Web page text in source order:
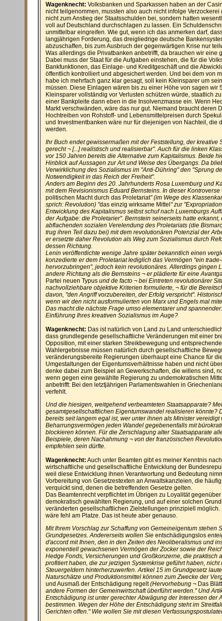
Wagenknecht: Volksbanken und Sparkassen haben an der
nicht teilgenommen, mussten also auch nicht infolge
nicht zum Anstieg der Staatsschulden bei, sondern hatten
voll auf Deutschland durchschlagen zu lassen. Ein
unmittelbar eingreifen. Wie gut, wenn ich das anmerken darf,
langjährigen Forderung, das dreigliedrige deutsche
abzuschaffen, bis zum Ausbruch der gegenwärtigen Krise nur
Was allerdings die Privatbanken anbetrifft, da brauchen wir eine
Dabei muss der Staat für die Aufgaben einstehen, die für die
Bankfunktionen, das Einlage- und Kreditgeschäft und die
öffentlich kontrolliert und abgesichert werden. Und bei dem von
habe ich mehrfach ganz klar gesagt, soll kein Kleinsparer um
müssen. Diese Einlagen wären bis zu einer Höhe von sagen wir
Kleinsparer vollständig vor Verlusten schützen würde, staatlich
einer Bankpleite dann eben in die Insolvenzmasse ein. Wenn
Markt verschwänden, wäre das nur gut. Niemand braucht deren
Hochtreiben von Rohstoff- und Lebensmittelpreisen durch
und Investmentbanken wäre nur für diejenigen von Nachteil, die
werden.
Ihr Buch endet gewissermaßen mit der Feststellung, der kreative
gerecht ¬ [...] realistisch und realisierbar". Auch für die linken
vor 150 Jahren bereits die Alternative zum Kapitalismus. Beide
Hinblick auf Aussagen zur Art und Weise des Übergangs. Da
Verwirklichung des Sozialismus im "Anti-Dühring" den "Sprung
Notwendigkeit in das Reich der Freiheit".
Anders am Beginn des 20. Jahrhunderts Rosa Luxemburg und
mit dem Revisionismus Eduard Bernsteins. In dieser Kontroverse
politischen Macht durch das Proletariat" (im Wege des
sprich: Revolution) "das einzig wirksame Mittel " zur
Entwicklung des Kapitalismus selbst schuf nach Luxemburgs
der Aufgabe: die Proletarier". Bernstein seinerseits hatte
abflachenden sozialen Verelendung des Proletariats (die
trug ihren Teil dazu bei) mit dem revolutionären Potenzial der
er ersetzte daher Revolution als Weg zum Sozialismus durch
dessen Richtung.
Lenin veröffentlichte wenige Jahre später bekanntlich einen
konzedierte er dem Proletariat lediglich das Vermögen "ein
hervorzubringen", jedoch kein revolutionäres. Allerdings gingen
andere Richtung als die Bernsteins ¬ er plädierte für eine
Partei neuen Typus und de facto ¬ bei Eintreten revolutionärer
nachvollziehbare objektive Kriterien formulierte, ¬ für die
davon, "den Angriff vorzubereiten, der Erfolg verspricht".
wenn wir den nicht ausformulierten von Marx und Engels mal
Das macht die nächste Frage umso elementarer und
Einführung Ihres kreativen Sozialismus im Auge?
Wagenknecht: Das ist natürlich von Land zu Land
dass grundlegende gesellschaftliche Veränderungen mit einer
Opposition, mit einer starken Streikbewegung und
Wahlergebnisse müssen natürlich durch gesellschaftliche
veränderungsbereite Regierungen überhaupt eine Chance für
Umgestaltungen der Eigentumsverhältnisse haben und nicht
denke dabei zum Beispiel an Gewerkschaften, die willens sind,
wenn gegen eine gewählte Regierung zu undemokratischen
anbetrifft: Bei den letztjährigen Parlamentswahlen in
verfehlt.
Und die hiesigen, weitgehend verbeamteten Staatsapparate?
gesamtgesellschaftlichen Eigentumswandel realisieren könnte?
bereits seit langem egal ist, wer unter ihnen als Minister vereidigt
Beharrungsvermögen jeden Wandel gegebenenfalls mit
blockieren können. Für die Zerschlagung alter Staatsapparate
Beispiele, deren Nachahmung ¬ von der französischen
empfehlen sein dürfte.
Wagenknecht: Auch unter Beamten gibt es meiner Kenntnis
wirtschaftliche und gesellschaftliche Entwicklung der
weil diese Entwicklung ihnen Verantwortung und Bedeutung
Vorbereitung von Gesetzestexten an Anwaltskanzleien, die
verquickt sind, denen die betreffenden Gesetze gelten.
Das Beamtenrecht verpflichtet im Übrigen zu Loyalität
demokratisch gewählten Regierung, und auf einer solchen
veränderten gesellschaftlichen Zielstellungen prinzipiell
wäre fehl am Platze. Das ist heute aber genauso.
Mit Ihrem Vorschlag zur Schaffung von Gemeineigentum stehen
Grundgesetzes. Andererseits wollen Sie entschädigungslos
d'accord mit Ihnen, den in den Zeiten des Neoliberalismus und
exponentiell gewachsenen Vermögen der Zocker sowie der
Hedge Fonds, Versicherungen und Großkonzerne, die praktisch
profitiert haben, die zur jetzigen Systemkrise geführt haben,
Steuergeldern hinterherzuwerfen. Artikel 15 im Grundgesetz
Naturschätze und Produktionsmittel können zum Zwecke der
und Ausmaß der Entschädigung regelt(Hervorhebung ¬ Das
andere Formen der Gemeinwirtschaft überführt werden." Und
Entschädigung ist unter gerechter Abwägung der Interessen der
bestimmen. Wegen der Höhe der Entschädigung steht im
Gerichten offen." Wie wollen Sie mit diesen